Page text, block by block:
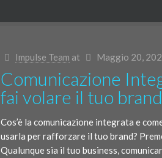
Impulse Team at Maggio 20,
Comunicazione
fai volare il tuo brand
Cos’è la comunicazione integrata e
usarla per rafforzare il tuo brand?
Qualunque sia il tuo business,